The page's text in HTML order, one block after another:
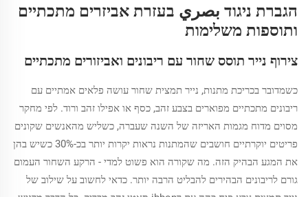
הגברת ניגוד بصري בעזרת אביזרים מתכתיים
ותוספות משלימות
צירוף נייר תוסס שחור עם ריבונים ואביזורים מתכתיים
כשמדובר בכריכת מתנות, נייר תמצית שחור עושה פלאים אמתיים עם
ריבונים מתכתיים מפוארים בצבע זהב, כסף או אפילו זהב ורוד. לפי מחקר
מסוים מדוח מגמות האריזה של השנה שעברה, כשליש מהאנשים שקונים
פריטים יוקרתיים חושבים שהמתנות נראות יקרות יותר בכ-30% כשיש בהן
את המגע הבהיק הזה. מה שקורה הוא פשוט למדי - הרקע השחור העמום
גורם לריבונים הבהירים להבליט הרבה יותר. כדאי לחשוב על שילוב של